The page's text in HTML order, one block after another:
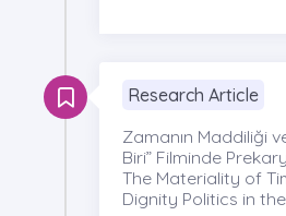
Research Article
Zamanın Maddiliği
Biri” Filminde
The Materiality of
Dignity Politics in